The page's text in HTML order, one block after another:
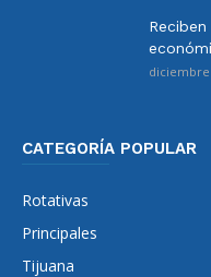
diciembre
CATEGORÍA POPULAR
Rotativas
Principales
Tijuana